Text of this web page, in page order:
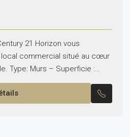
21 Horizon vous
local commercial situé au cœur
Type: Murs – Superficie :
de 70M²...